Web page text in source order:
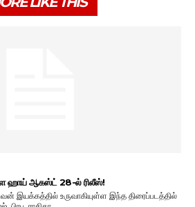
ஹாய் ஆகஸ்ட் 28-ல் ரிலீஸ்!
இயக்கத்தில் உருவாகியுள்ள இந்த திரைப்படத்தில்